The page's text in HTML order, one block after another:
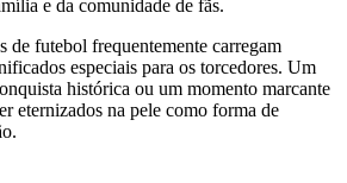
e da comunidade de fãs.
de futebol frequentemente carregam
especiais para os torcedores. Um
histórica ou um momento marcante
eternizados na pele como forma de